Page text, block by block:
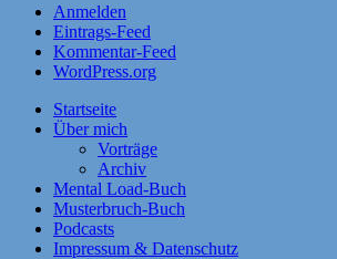
Anmelden
Eintrags-Feed
Kommentar-Feed
WordPress.org
Startseite
Über mich
Vorträge
Archiv
Mental Load-Buch
Musterbruch-Buch
Podcasts
Impressum & Datenschutz